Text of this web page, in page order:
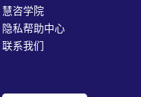
慧咨学院
隐私帮助中心
联系我们